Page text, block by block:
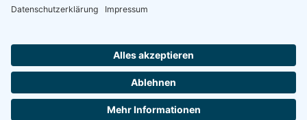
AGB
Datenschutz